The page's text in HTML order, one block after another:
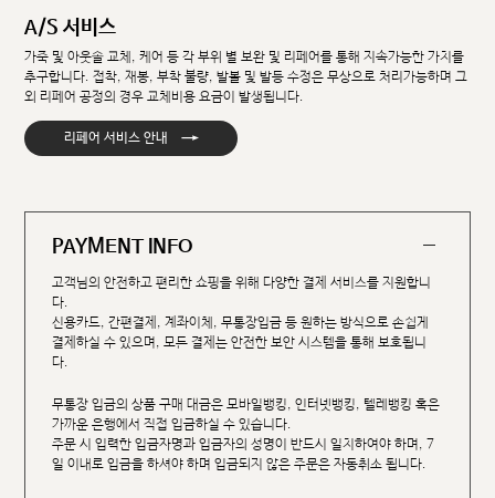
A/S 서비스
가죽 및 아웃솔 교체, 케어 등 각 부위 별 보완 및 리페어를 통해 지속가능한 가치를
추구합니다. 접착, 재봉, 부착 불량, 발볼 및 발등 수정은 무상으로 처리가능하며 그
외 리페어 공정의 경우 교체비용 요금이 발생됩니다.
리페어 서비스 안내 →
PAYMENT INFO
고객님의 안전하고 편리한 쇼핑을 위해 다양한 결제 서비스를 지원합니
다.
신용카드, 간편결제, 계좌이체, 무통장입금 등 원하는 방식으로 손쉽게
결제하실 수 있으며, 모든 결제는 안전한 보안 시스템을 통해 보호됩니
다.
무통장 입금의 상품 구매 대금은 모바일뱅킹, 인터넷뱅킹, 텔레뱅킹 혹은
가까운 은행에서 직접 입금하실 수 있습니다.
주문 시 입력한 입금자명과 입금자의 성명이 반드시 일치하여야 하며, 7
일 이내로 입금을 하셔야 하며 입금되지 않은 주문은 자동취소 됩니다.